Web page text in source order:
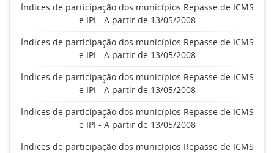
Índices de participação dos municípios Repasse de ICMS
e IPI - A partir de 13/05/2008
Índices de participação dos municípios Repasse de ICMS
e IPI - A partir de 13/05/2008
Índices de participação dos municípios Repasse de ICMS
e IPI - A partir de 13/05/2008
Índices de participação dos municípios Repasse de ICMS
e IPI - A partir de 13/05/2008
Índices de participação dos municípios Repasse de ICMS